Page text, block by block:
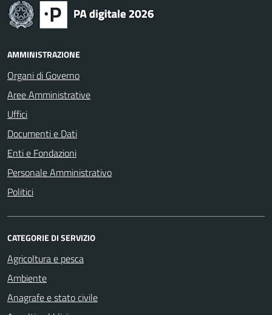
AMMINISTRAZIONE
Organi di Governo
Aree Amministrative
Uffici
Documenti e Dati
Enti e Fondazioni
Personale Amministrativo
Politici
CATEGORIE DI SERVIZIO
Agricoltura e pesca
Ambiente
Anagrafe e stato civile